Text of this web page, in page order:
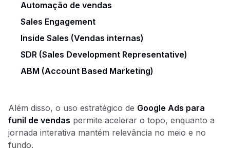
Automação de vendas
Sales Engagement
Inside Sales (Vendas internas)
SDR (Sales Development Representative)
ABM (Account Based Marketing)
Além disso, o uso estratégico de Google Ads para
funil de vendas permite acelerar o topo, enquanto a
jornada interativa mantém relevância no meio e no
fundo.